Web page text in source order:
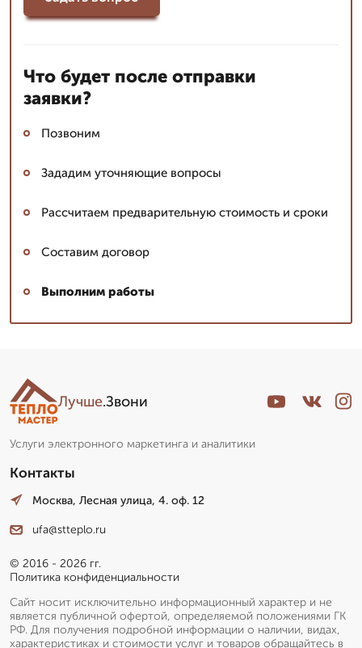
Что будет после отправки
заявки?
Позвоним
Зададим уточняющие вопросы
Рассчитаем предварительную стоимость и сроки
Составим договор
Выполним работы
Лучше.Звони
Услуги электронного маркетинга и аналитики
Контакты
Москва, Лесная улица, 4. оф. 12
ufa@stteplo.ru
© 2016 - 2026 гг.
Политика конфиденциальности
Сайт носит исключительно информационный характер и не
является публичной офертой, определяемой положениями ГК
РФ. Для получения подробной информации о наличии, видах,
характеристиках и стоимости услуг и товаров обращайтесь в